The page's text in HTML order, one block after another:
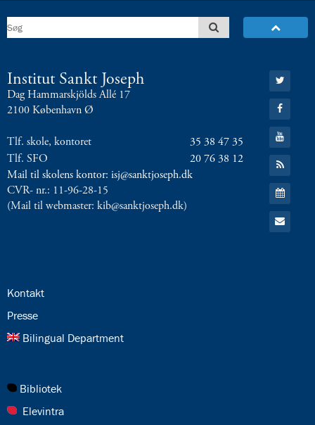
8.0:
9.0:
Bilingual
Department
indlæg:
International
Rugby
in
OdenseForrige
indlæg:
8.a
var
på
Institut Sankt Joseph
Dag Hammarskjölds Allé 17
2100 København Ø
Tlf. skole, kontoret
35 38 47 35
Tlf. SFO
20 76 38 12
Mail til skolens kontor: isj@sanktjoseph.dk
CVR- nr.: 11-96-28-15
(Mail til webmaster: kib@sanktjoseph.dk)
Gå
til:
Twitter
Gå
til:
Facebook
Gå
til:
YouTube
Gå
til:
RSS
feed
Gå
til:
Kalender
Gå
til:
24.0:
Kontakt
25.0:
Presse
26.0:
Bilingual Department
27.0:
Bibliotek
28.0:
Elevintra